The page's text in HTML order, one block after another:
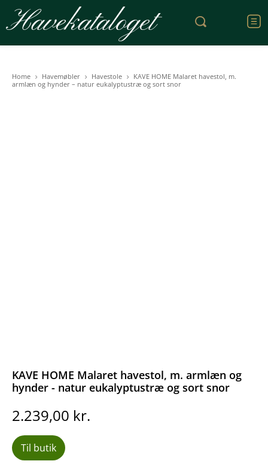
Havekataloget
Home Havemøbler Havestole
KAVE HOME Malaret havestol, m.
armlæn og hynder – natur eukalyptustræ og sort snor
KAVE HOME Malaret havestol, m. armlæn og
hynder - natur eukalyptustræ og sort snor
2.239,00 kr.
Til butik